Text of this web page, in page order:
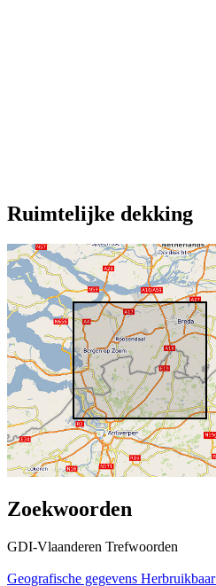
Ruimtelijke dekking
Zoekwoorden
GDI-Vlaanderen Trefwoorden
Geografische gegevens Herbruikbaar